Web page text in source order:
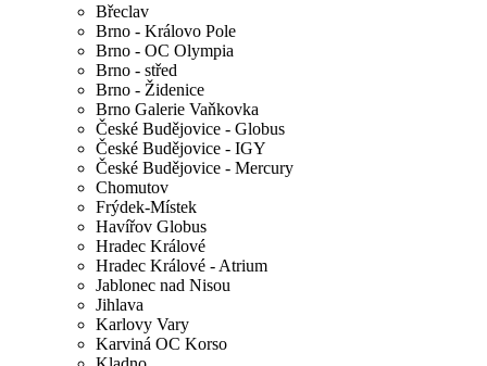
Břeclav
Brno - Královo Pole
Brno - OC Olympia
Brno - střed
Brno - Židenice
Brno Galerie Vaňkovka
České Budějovice - Globus
České Budějovice - IGY
České Budějovice - Mercury
Chomutov
Frýdek-Místek
Havířov Globus
Hradec Králové
Hradec Králové - Atrium
Jablonec nad Nisou
Jihlava
Karlovy Vary
Karviná OC Korso